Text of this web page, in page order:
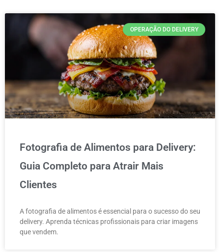
OPERAÇÃO DO DELIVERY
Fotografia de Alimentos para Delivery:
Guia Completo para Atrair Mais
Clientes
A fotografia de alimentos é essencial para o sucesso do seu
delivery. Aprenda técnicas profissionais para criar imagens
que vendem.